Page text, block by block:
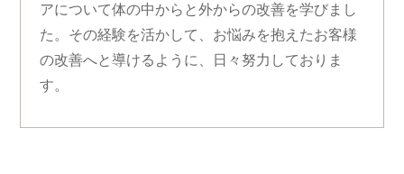
アについて体の中からと外からの改善を学びまし
た。その経験を活かして、お悩みを抱えたお客様
の改善へと導けるように、日々努力しておりま
す。